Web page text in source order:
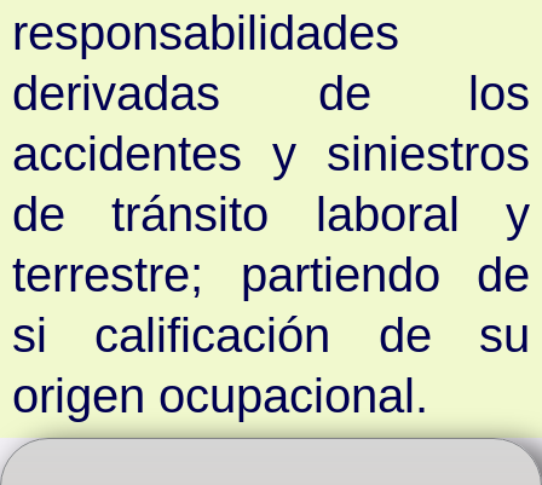
responsabilidades
derivadas de los
accidentes y siniestros
de tránsito laboral y
terrestre; partiendo de
si calificación de su
origen ocupacional.